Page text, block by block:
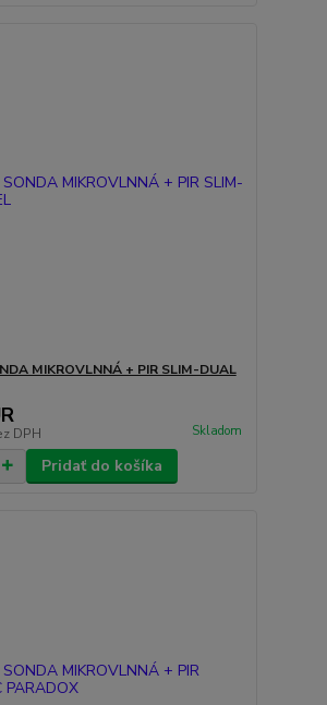
MIKROVLNNÁ + PIR SLIM-DUAL
DPH Skladom
Pridať do košíka